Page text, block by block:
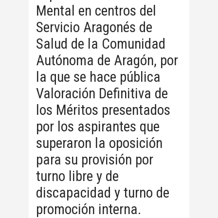
Mental en centros del
Servicio Aragonés de
Salud de la Comunidad
Autónoma de Aragón, por
la que se hace pública
Valoración Definitiva de
los Méritos presentados
por los aspirantes que
superaron la oposición
para su provisión por
turno libre y de
discapacidad y turno de
promoción interna.